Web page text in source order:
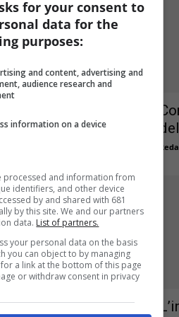
Vantaggi per i
2025: Una Guida
for your consent to
data for the
purposes:
and content, advertising and
audience research and
information on a device
processed and information from
identifiers, and other device
by and shared with 681
by this site. We and our partners
data. List of partners.
your personal data on the basis
you can object to by managing
a link at the bottom of this page
or withdraw consent in privacy